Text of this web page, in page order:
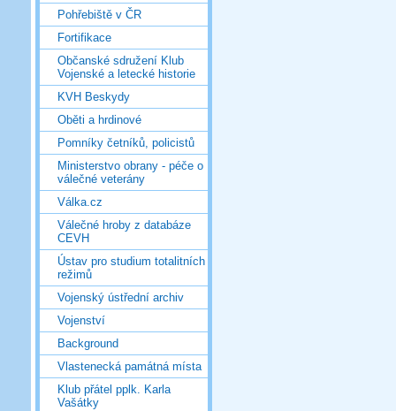
Pohřebiště v ČR
Fortifikace
Občanské sdružení Klub
Vojenské a letecké historie
KVH Beskydy
Oběti a hrdinové
Pomníky četníků, policistů
Ministerstvo obrany - péče o
válečné veterány
Válka.cz
Válečné hroby z databáze
CEVH
Ústav pro studium totalitních
režimů
Vojenský ústřední archiv
Vojenství
Background
Vlastenecká památná místa
Klub přátel pplk. Karla
Vašátky